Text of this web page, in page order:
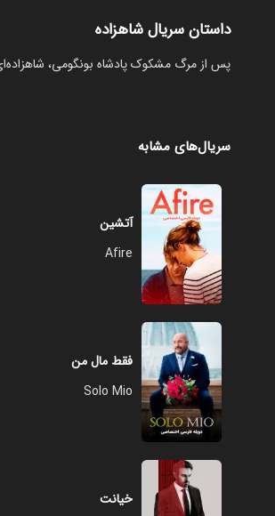
داستان سریال شاهزاده
‏پس از مرگ مشکوک پادشاه بونگومی،
سریال‌های مشابه
آتشین
Afire
فقط مال من
Solo Mio
خیانت